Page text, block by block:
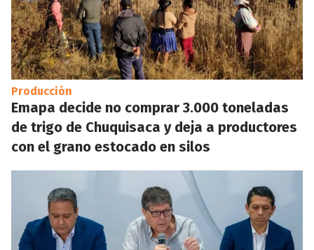
Producción
Emapa decide no comprar 3.000 toneladas
de trigo de Chuquisaca y deja a productores
con el grano estocado en silos